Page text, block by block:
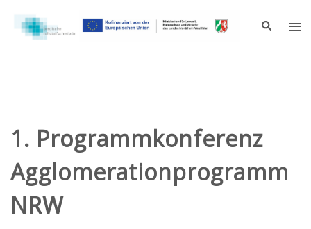
Inhalt
springen
Suche
1. Programmkonferenz
Agglomerationprogramm
NRW